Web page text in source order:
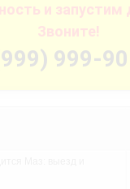
и запустим
Звоните!
999-